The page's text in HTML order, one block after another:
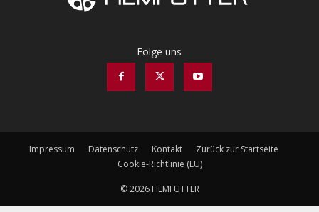
Folge uns
Impressum Datenschutz Kontakt
Zurück zur Startseite
Cookie-Richtlinie (EU)
© 2026 FILMFUTTER